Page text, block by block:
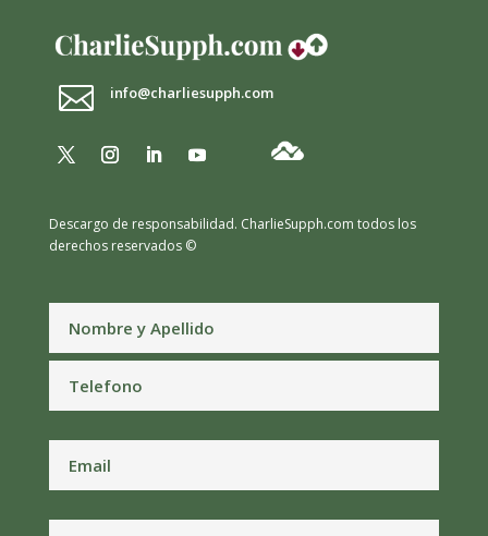
 info@charliesupph.com
Descargo de responsabilidad. CharlieSupph.com todos los
derechos reservados ©